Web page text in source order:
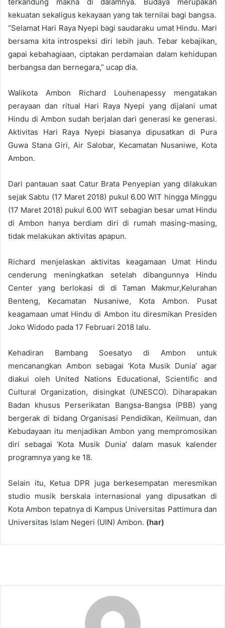
kekuatan sekaligus kekayaan yang tak ternilai bagi bangsa.
“Selamat Hari Raya Nyepi bagi saudaraku umat Hindu. Mari
bersama kita introspeksi diri lebih jauh. Tebar kebajikan,
gapai kebahagiaan, ciptakan perdamaian dalam kehidupan
berbangsa dan bernegara,” ucap dia.
Walikota Ambon Richard Louhenapessy mengatakan
perayaan dan ritual Hari Raya Nyepi yang dijalani umat
Hindu di Ambon sudah berjalan dari generasi ke generasi.
Aktivitas Hari Raya Nyepi biasanya dipusatkan di Pura
Guwa Stana Giri, Air Salobar, Kecamatan Nusaniwe, Kota
Ambon.
Dari pantauan saat Catur Brata Penyepian yang dilakukan
sejak Sabtu (17 Maret 2018) pukul 6.00 WIT hingga Minggu
(17 Maret 2018) pukul 6.00 WIT sebagian besar umat Hindu
di Ambon hanya berdiam diri di rumah masing-masing,
tidak melakukan aktivitas apapun.
Richard menjelaskan aktivitas keagamaan Umat Hindu
cenderung meningkatkan setelah dibangunnya Hindu
Center yang berlokasi di di Taman Makmur,Kelurahan
Benteng, Kecamatan Nusaniwe, Kota Ambon. Pusat
keagamaan umat Hindu di Ambon itu diresmikan Presiden
Joko Widodo pada 17 Februari 2018 lalu.
Kehadiran Bambang Soesatyo di Ambon untuk
mencanangkan Ambon sebagai ‘Kota Musik Dunia’ agar
diakui oleh United Nations Educational, Scientific and
Cultural Organization, disingkat (UNESCO). Diharapakan
Badan khusus Perserikatan Bangsa-Bangsa (PBB) yang
bergerak di bidang Organisasi Pendidikan, Keilmuan, dan
Kebudayaan itu menjadikan Ambon yang mempromosikan
diri sebagai ‘Kota Musik Dunia’ dalam masuk kalender
programnya yang ke 18.
Selain itu, Ketua DPR juga berkesempatan meresmikan
studio musik berskala internasional yang dipusatkan di
Kota Ambon tepatnya di Kampus Universitas Pattimura dan
Universitas Islam Negeri (UIN) Ambon. (har)